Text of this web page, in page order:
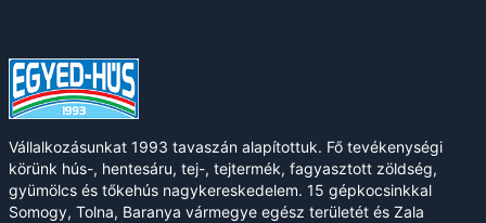
Vállalkozásunkat 1993 tavaszán alapítottuk. Fő tevékenységi
körünk hús-, hentesáru, tej-, tejtermék, fagyasztott zöldség,
gyümölcs és tőkehús nagykereskedelem. 15 gépkocsinkkal
Somogy, Tolna, Baranya vármegye egész területét és Zala